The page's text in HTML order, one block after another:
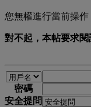
您無權進行當前操
對不起，本帖要求閱
密碼
安全提問